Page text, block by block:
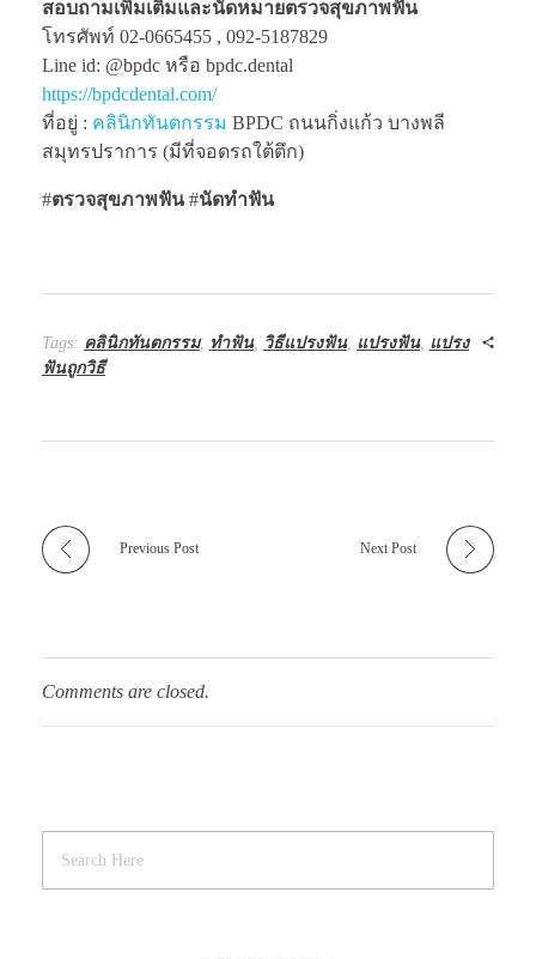
สอบถามเพิ่มเติมและนัดหมายตรวจสุขภาพฟัน
โทรศัพท์ 02-0665455 , 092-5187829
Line id: @bpdc หรือ bpdc.dental
https://bpdcdental.com/
ที่อยู่ : คลินิกทันตกรรม BPDC ถนนกิ่งแก้ว บางพลี
สมุทรปราการ (มีที่จอดรถใต้ตึก)
#ตรวจสุขภาพฟัน#นัดทำฟัน
Tags: คลินิกทันตกรรม, ทำฟัน, วิธีแปรงฟัน, แปรงฟัน, แปรง
ฟันถูกวิธี
Previous Post Next Post
Comments are closed.